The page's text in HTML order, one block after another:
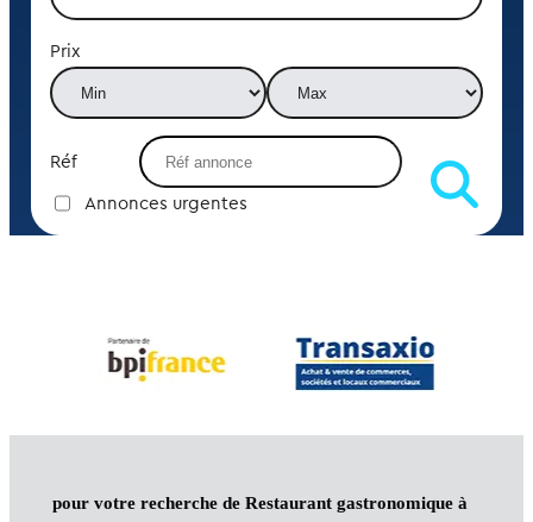
Prix
Réf
Annonces urgentes
pour votre recherche de Restaurant gastronomique à